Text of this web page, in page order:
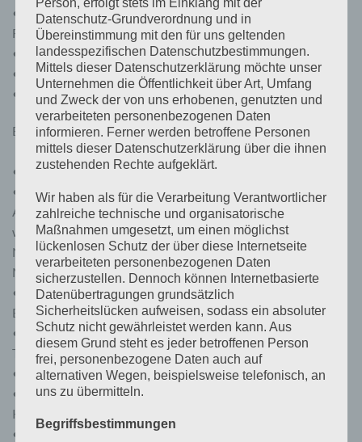
• Interner Temperatursensor und optionaler Temperatur-
Fernsensor
• Schutz vor Überstrom
• Kurzschlussschutz
• Verpolungsschutz für Solarmodule und/oder Batterie.
BlueSolar 12/24-10 mit Timer 10 A bei 12 V oder 24 V
• PWM Solar-Beleuchtungsregler
• Zwei Timer zur Aktivierung des Betriebs von der
Abenddämmerung bis zum Morgengrauen oder zum Betrieb
während eines begrenzten Zeitraumes nach Anbruch der
Nacht und eines begrenzten Zeitraumes vor der
Morgendämmerung.
• Siebensegmentanzeige zur Darstellung der Timer-
Einstellungen und Analyse von Fehlerbedingungen.
• Batteriestatusanzeige mit Warnfunktion bei
Tiefenentladung.
• Interner Temperatursensor.
• Ladung der Batterie in drei Stufen (Konstantstrom,
Konstantspannung, Ladeerhaltung).
• Schutz vor Überstrom.
Person, erfolgt stets im Einklang mit der
Datenschutz-Grundverordnung und in
Übereinstimmung mit den für uns geltenden
landesspezifischen Datenschutzbestimmungen.
Mittels dieser Datenschutzerklärung möchte unser
Unternehmen die Öffentlichkeit über Art, Umfang
und Zweck der von uns erhobenen, genutzten und
verarbeiteten personenbezogenen Daten
informieren. Ferner werden betroffene Personen
mittels dieser Datenschutzerklärung über die ihnen
zustehenden Rechte aufgeklärt.
Wir haben als für die Verarbeitung Verantwortlicher
zahlreiche technische und organisatorische
Maßnahmen umgesetzt, um einen möglichst
lückenlosen Schutz der über diese Internetseite
verarbeiteten personenbezogenen Daten
sicherzustellen. Dennoch können Internetbasierte
Datenübertragungen grundsätzlich
Sicherheitslücken aufweisen, sodass ein absoluter
Schutz nicht gewährleistet werden kann. Aus
diesem Grund steht es jeder betroffenen Person
frei, personenbezogene Daten auch auf
alternativen Wegen, beispielsweise telefonisch, an
uns zu übermitteln.
Begriffsbestimmungen